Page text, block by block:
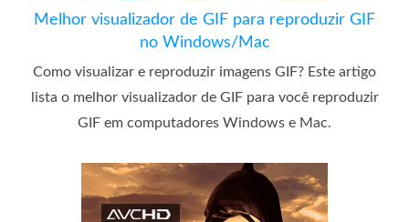
Melhor visualizador de GIF para reproduzir GIF
no Windows/Mac
Como visualizar e reproduzir imagens GIF? Este artigo
lista o melhor visualizador de GIF para você reproduzir
GIF em computadores Windows e Mac.